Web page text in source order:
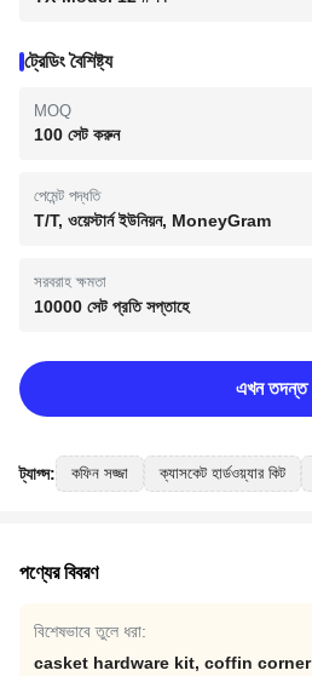
ট্রেডিং বৈশিষ্ট্য
MOQ
100 সেট করুন
পেমেন্ট পদ্ধতি
T/T, ওয়েস্টার্ন ইউনিয়ন, MoneyGram
সরবরাহ ক্ষমতা
10000 সেট প্রতি সপ্তাহে
এখন তদন্ত
ট্যাগ্স: কফিন সজ্জা ক্যাসকেট হার্ডওয়্যার কিট
পণ্যের বিবরণ
বিশেষভাবে তুলে ধরা:
casket hardware kit, coffin corner